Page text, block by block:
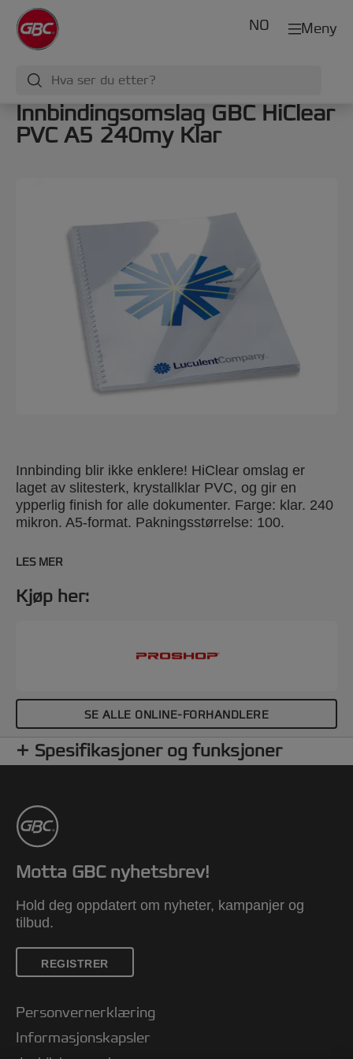
Meny
NO
Innbindingsomslag GBC HiClear
PVC A5 240my Klar
Innbinding blir ikke enklere! HiClear omslag er
laget av slitesterk, krystallklar PVC, og gir en
ypperlig finish for alle dokumenter. Farge: klar. 240
mikron. A5-format. Pakningsstørrelse: 100.
LES MER
Kjøp her:
SE ALLE ONLINE-FORHANDLERE
Spesifikasjoner og funksjoner
Motta GBC nyhetsbrev!
Hold deg oppdatert om nyheter, kampanjer og
tilbud.
REGISTRER
Personvernerklæring
Informasjonskapsler